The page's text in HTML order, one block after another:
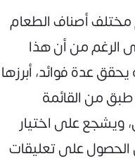
أصناف الطعام
الرغم من أن هذا
عدة فوائد، أبرزها
من القائمة
ويشجع على اختيار
على تعليقات